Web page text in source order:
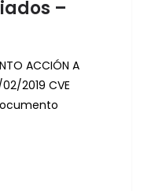
–
ACCIÓN A
02/2019 CVE